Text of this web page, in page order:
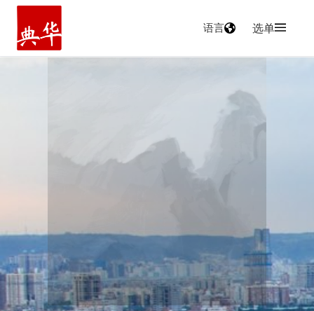
主页
语言 选单